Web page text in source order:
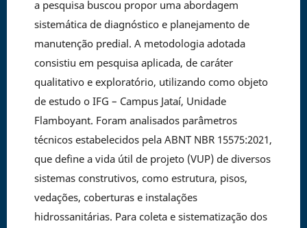
a pesquisa buscou propor uma abordagem
sistemática de diagnóstico e planejamento de
manutenção predial. A metodologia adotada
consistiu em pesquisa aplicada, de caráter
qualitativo e exploratório, utilizando como objeto
de estudo o IFG – Campus Jataí, Unidade
Flamboyant. Foram analisados parâmetros
técnicos estabelecidos pela ABNT NBR 15575:2021,
que define a vida útil de projeto (VUP) de diversos
sistemas construtivos, como estrutura, pisos,
vedações, coberturas e instalações
hidrossanitárias. Para coleta e sistematização dos